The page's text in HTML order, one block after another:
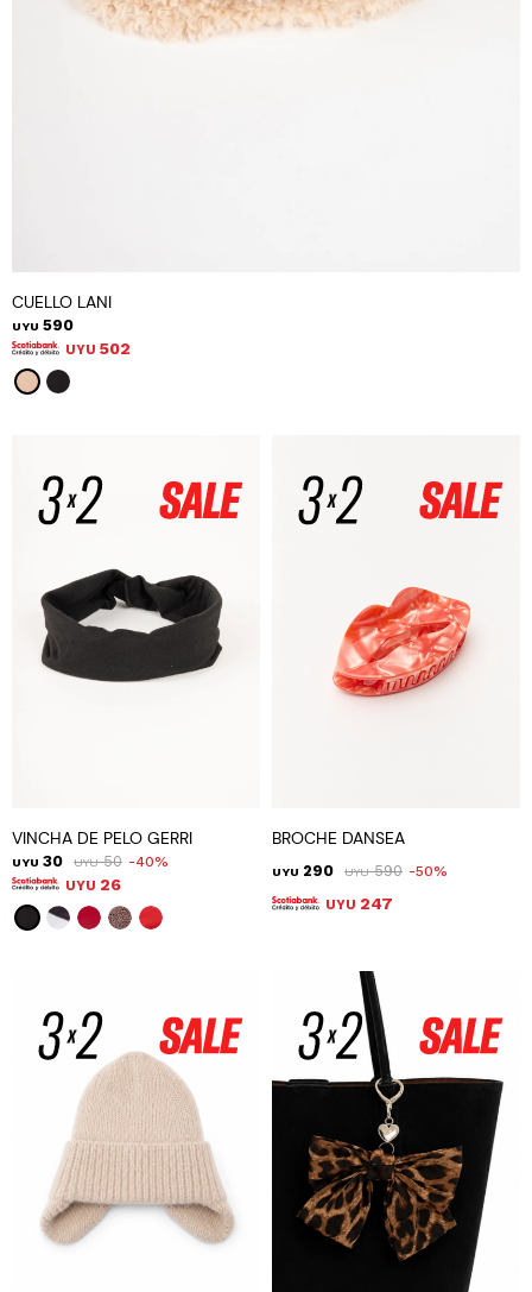
CUELLO LANI
UYU 590
UYU 502
VINCHA DE PELO GERRI
UYU 30 UYU 50 40
UYU 26
BROCHE DANSEA
UYU 290 UYU 590 50
UYU 247